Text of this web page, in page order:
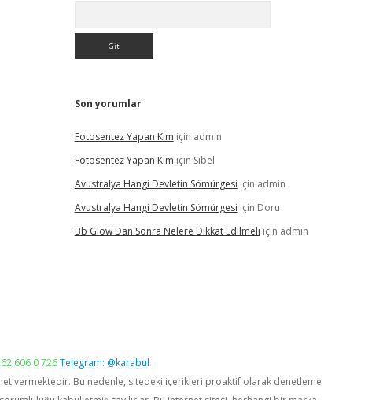
Son yorumlar
Fotosentez Yapan Kim için admin
Fotosentez Yapan Kim için Sibel
Avustralya Hangi Devletin Sömürgesi için admin
Avustralya Hangi Devletin Sömürgesi için Doru
Bb Glow Dan Sonra Nelere Dikkat Edilmeli için admin
606 0 726Telegram: @karabul
vermektedir. Bu nedenle, sitedeki içerikleri proaktif olarak denetleme